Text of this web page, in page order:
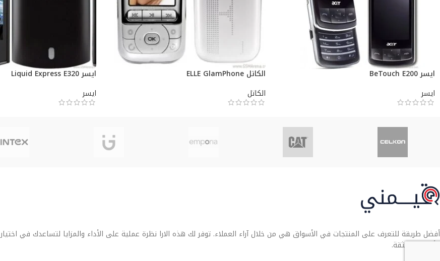
ايسر BeTouch E200
ايسر
الكاتل ELLE GlamPhone
الكاتل
ايسر Liquid Express E320
ايسر
أفضل طريقة للتعرف على المنتجات في الأسواق هي من خلال آراء العملاء. توفر لك هذه الارا نظرة عملية على الأداء والمزايا لتساعدك في اختيار
الأنسب لك بثقة.